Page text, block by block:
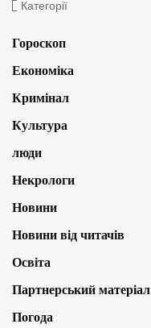
Категорії
Гороскоп
Економіка
Кримінал
Культура
люди
Некрологи
Новини
Новини від читачів
Освіта
Партнерський матеріал
Погода